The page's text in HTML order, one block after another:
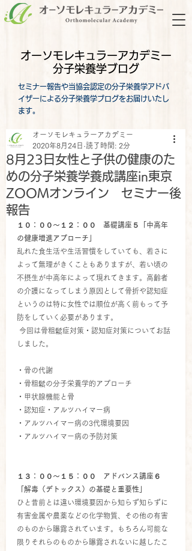
オーソモレキュラーアカデミー
分子栄養学ブログ
セミナー報告や当協会認定の分子栄養学アドバ
イザーによる分子栄養学ブログをお届けいたし
ます。
8月23日女性と子供の健康のた
めの分子栄養学養成講座in東京
ZOOMオンライン セミナー後
報告
オーソモレキュラーアカデミー
2020年8月24日 読了時間: 2分
１０：００～１２：００　基礎講座５「中高年
の健康増進アプローチ」
乱れた食生活や生活習慣をしていても、若さに
よって無理がきくこともありますが、若い頃の
不摂生が中高年によって現れてきます。高齢者
の介護になってしまう原因として骨折や認知症
というのは特に女性では順位が高く前もって予
防をしていく必要があります。
しました。
・骨の代謝
・骨粗鬆の分子栄養学的アプローチ
・甲状腺機能と骨
・認知症・アルツハイマー病
・アルツハイマー病の3代環境要因
・アルツハイマー病の予防対策
１３：００～１５：００　アドバンス講座６
「解毒（デトックス）の基礎と重要性」
ひと昔前とは違い環境要因から知らず知らずに
有害金属や農薬などの化学物質、その他の有害
のものから曝露されています。もちろん可能な
限りそれらのものから曝露されないに越したこ